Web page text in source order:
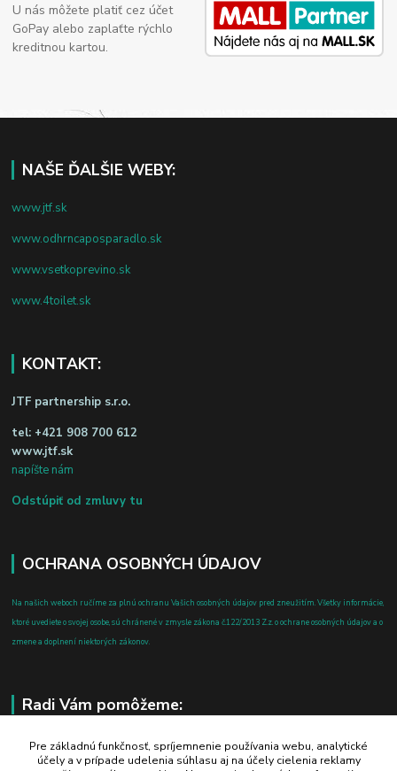
U nás môžete platiť cez účet
GoPay alebo zaplaťte rýchlo
kreditnou kartou.
NAŠE ĎALŠIE WEBY:
www.jtf.sk
www.odhrncaposparadlo.sk
www.vsetkoprevino.sk
www.4toilet.sk
KONTAKT:
JTF partnership s.r.o.
tel: +421 908 700 612
www.jtf.sk
napíšte nám
Odstúpiť od zmluvy tu
OCHRANA OSOBNÝCH ÚDAJOV
Na našich weboch ručíme za plnú ochranu Vašich osobných údajov pred zneužitím. Všetky informácie,
ktoré uvediete o svojej osobe, sú chránené v zmysle zákona č.122/2013 Z.z. o ochrane osobných údajov a o
zmene a doplnení niektorých zákonov.
Radi Vám pomôžeme:
+421 908 700 612
po-pia: 8.00 - 16.00
Pre základnú funkčnosť, spríjemnenie používania webu, analytické
účely a v prípade udelenia súhlasu aj na účely cielenia reklamy